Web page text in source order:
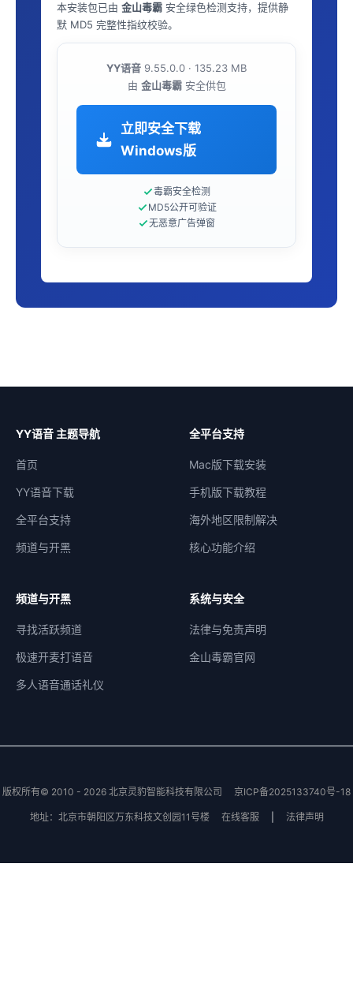
本安装包已由 金山毒霸 安全绿色检测支持，提供静
默 MD5 完整性指纹校验。
YY语音 9.55.0.0 · 135.23 MB
由 金山毒霸安全供包
立即安全下载
Windows版
毒霸安全检测
MD5公开可验证
无恶意广告弹窗
YY语音 主题导航
首页
YY语音下载
全平台支持
频道与开黑
全平台支持
Mac版下载安装
手机版下载教程
海外地区限制解决
核心功能介绍
频道与开黑
寻找活跃频道
极速开麦打语音
多人语音通话礼仪
系统与安全
法律与免责声明
金山毒霸官网
版权所有© 2010 - 2026 北京灵豹智能科技有限公司 京ICP备2025133740号-18
地址：北京市朝阳区万东科技文创园11号楼 在线客服 法律声明